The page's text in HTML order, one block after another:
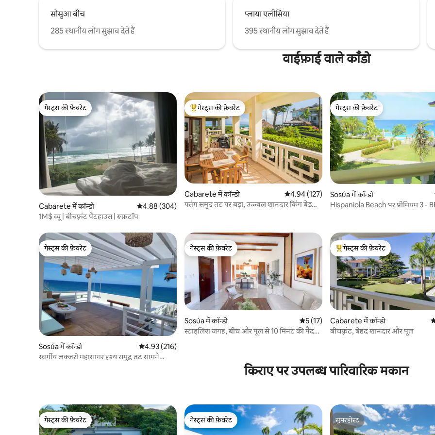
सोसुआ बीच
285 स्थानीय लोग सुझाव देते हैं
प्लाया एलीसिया
395 स्थानीय लोग सुझाव देते हैं
वाईफ़ाई वाले काँडो
गेस्ट्स की फ़ेवरेट
गेस्ट्स की फ़ेवरेट
Cabarete में कॉन्डो औसत रेटिंग 5 में से 4.88, 304 समीक्षाएँ
4.88 (304)
1M$ व्यू | बीचफ़्रंट पेंटहाउस | रूफ़टॉप
गेस्ट्स का टॉप फ़ेवरेट
गेस्ट्स की फ़ेवरेट
Cabarete में कॉन्डो औसत रेटिंग 5 में से 4.94, 127 समीक्षाएँ
4.94 (127)
पतंग समुद्र तट पर बड़ा, उज्ज्वल शानदार किंग बेड
गेस्ट्स की फ़ेवरेट
गेस्ट्स की फ़ेवरेट
Sosúa में कॉन्डो
Hispaniola Beach पर प्रीमियम 3 -
गेस्ट्स की फ़ेवरेट
गेस्ट्स की फ़ेवरेट
Sosúa में कॉन्डो औसत रेटिंग 5 में से 4.93, 216 समीक्षाएँ
4.93 (216)
स्वर्गीय लक्जरी महासागर दृश्य समुद्र तट सामने
गेस्ट्स की फ़ेवरेट
गेस्ट्स की फ़ेवरेट
Sosúa में कॉन्डो औसत रेटिंग 5 में से 5, 17 समीक्षाएँ
5 (17)
स्टाइलिश जगह, बीच और पूल से 10 मिनट की पैदल
गेस्ट्स का टॉप फ़ेवरेट
गेस्ट्स की फ़ेवरेट
Cabarete में कॉन्डो
बीचफ़्रंट, बेहद शानदार और पूल
किराए पर उपलब्ध पारिवारिक मकान
गेस्ट्स की फ़ेवरेट
गेस्ट्स की फ़ेवरेट
गेस्ट्स की फ़ेवरेट
गेस्ट्स की फ़ेवरेट
सुपरहोस्ट
सुपरहोस्ट